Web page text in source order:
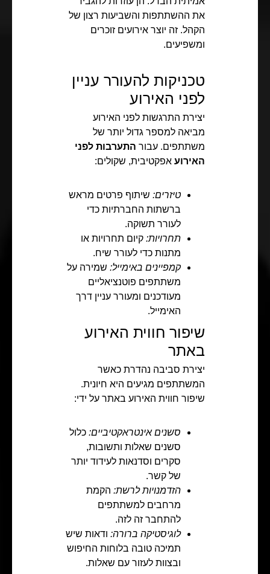
את ההשתתפות והשביעות רצון של
הקהל. זה יוצר אירועים זוכרים
ומשפיעים.
טכניקות להעורר עניין
לפני האירוע
יצירת התרגשות לפני האירוע
מביאה למספר גדול יותר של
משתתפים. עבור התערבות לפני
האירוע אפקטיבית, שקולים:
טיזרים: שיתוף פרטים מראש
ברשתות החברתיות כדי
לעורר תשוקה.
תחרויות: קיום תחרויות או
מתנות כדי לעורר שיח.
קמפיינים באימייל: שמירה על
משתתפים פוטנציאליים
מעודכנים ומעורר עניין דרך
האימייל.
שיפור חווית האירוע
באתר
יצירת סביבה נהדרת כאשר
המשתתפים מגיעים היא חיונית.
שיפור חווית האירוע באתר על ידי:
סשנים אינטראקטיביים: כלול
סשנים שאלות ותשובות,
סקרים וסדנאות לעידוד יותר
של קשר.
הזדמנויות לרשת: הקמת
מרחבים למשתתפים
להתחבר זה לזה.
לוגיסטיקה ברורה: ודאות שיש
תמיכה טובה בלוחות החיפוש
ובצוות לעזור עם שאלות.